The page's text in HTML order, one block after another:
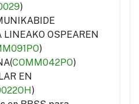
)
LINEAKO OSPEAREN
)
COMM042PO)
EN
)